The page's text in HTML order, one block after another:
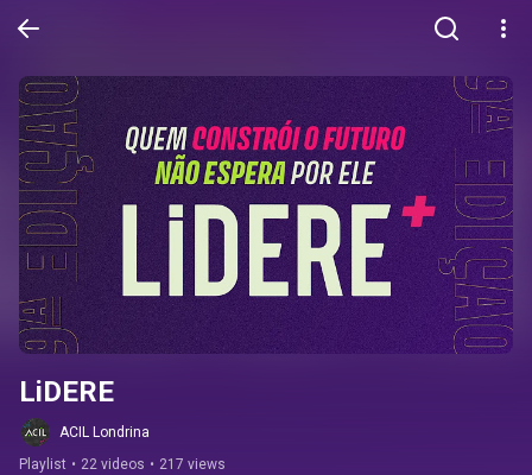
LiDERE
ACIL Londrina
Playlist • 22 videos • 217 views